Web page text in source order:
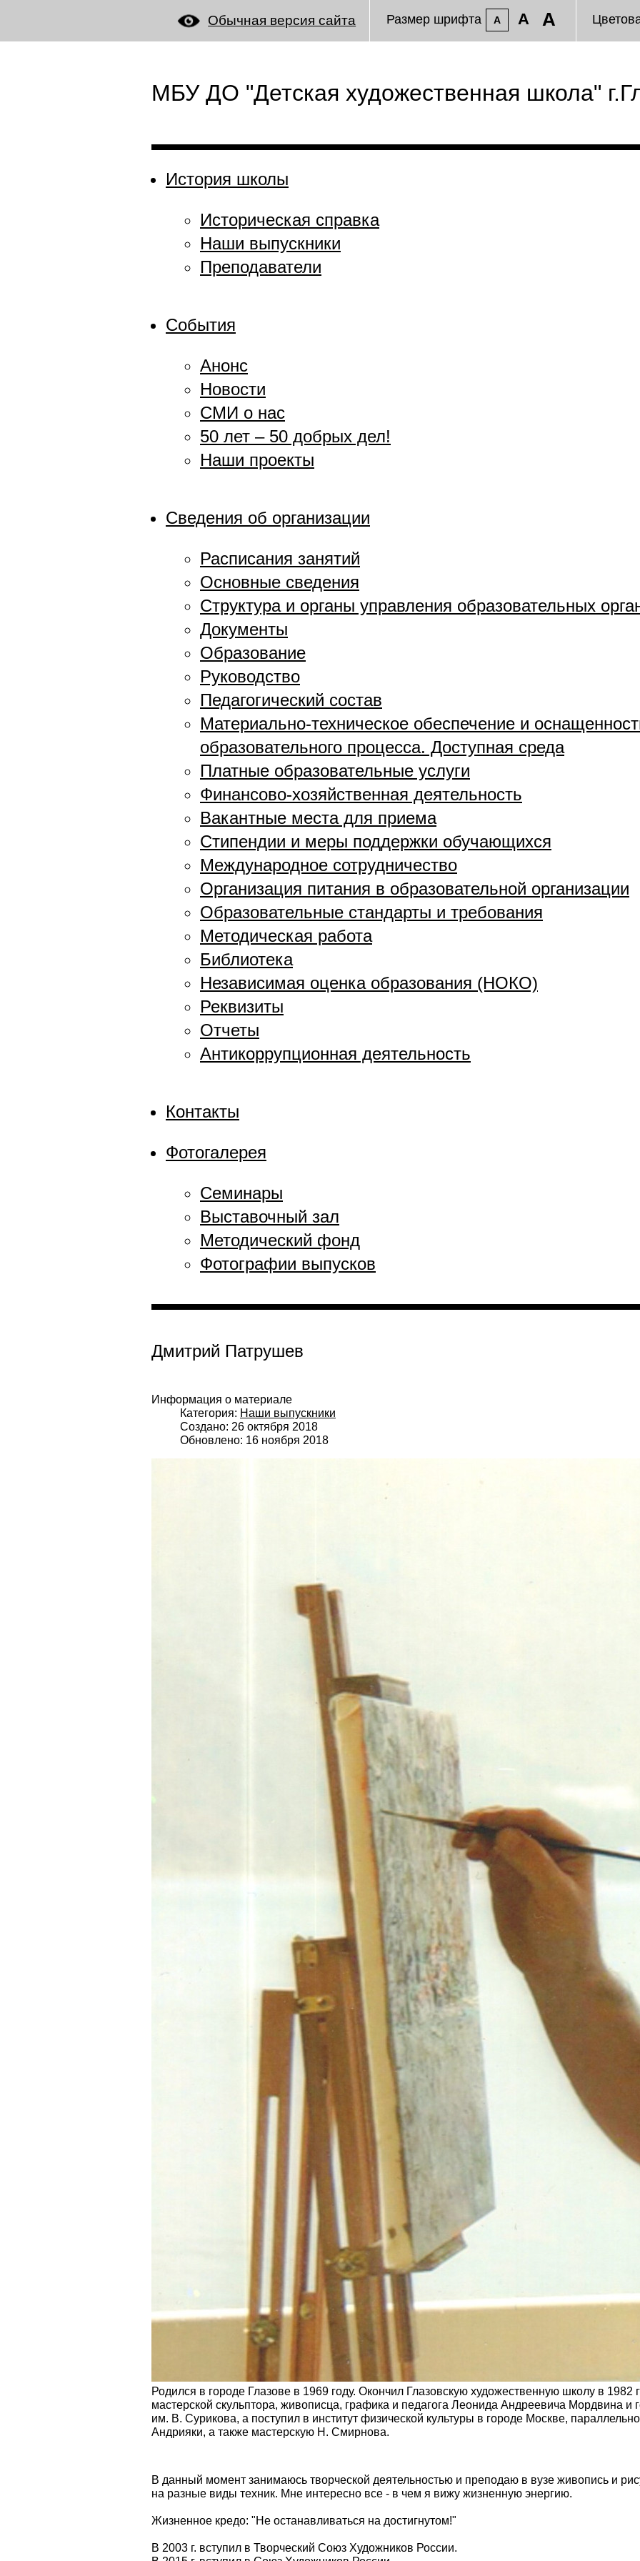
Обычная версия сайта Размер шрифта A A A
МБУ ДО "Детская художественная школа"
История школы
Историческая справка
Наши выпускники
Преподаватели
События
Анонс
Новости
СМИ о нас
50 лет – 50 добрых дел!
Наши проекты
Сведения об организации
Расписания занятий
Основные сведения
Структура и органы управления образовательных
Документы
Образование
Руководство
Педагогический состав
Материально-техническое обеспечение и
образовательного процесса. Доступная среда
Платные образовательные услуги
Финансово-хозяйственная деятельность
Вакантные места для приема
Стипендии и меры поддержки обучающихся
Международное сотрудничество
Организация питания в образовательной организации
Образовательные стандарты и требования
Методическая работа
Библиотека
Независимая оценка образования (НОКО)
Реквизиты
Отчеты
Антикоррупционная деятельность
Контакты
Фотогалерея
Семинары
Выставочный зал
Методический фонд
Фотографии выпусков
Дмитрий Патрушев
Информация о материале
Категория: Наши выпускники
Создано: 26 октября 2018
Обновлено: 16 ноября 2018
Родился в городе Глазове в 1969 году. Окончил Глазовскую художественную школу в 1982
мастерской скульптора, живописца, графика и педагога Леонида Андреевича Мордвина и
им. В. Сурикова, а поступил в институт физической культуры в городе Москве,
Андрияки, а также мастерскую Н. Смирнова.
В данный момент занимаюсь творческой деятельностью и преподаю в вузе живопись и
на разные виды техник. Мне интересно все - в чем я вижу жизненную энергию.
Жизненное кредо: "Не останавливаться на достигнутом!"
В 2003 г. вступил в Творческий Союз Художников России.